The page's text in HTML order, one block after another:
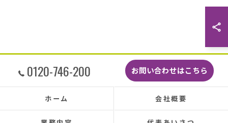
しっかり直していただいたのでその後雨漏りも
もちろんなく、先日はかなりのドシャ降りでし
たがポツポツ音も一切ありませんでした。
本当に井澤さんにお願いしてよかったです、ま
た皆さまとても感じの良い方ばかりで安心して
0120-746-200 お問い合わせはこちら
ホーム 会社概要